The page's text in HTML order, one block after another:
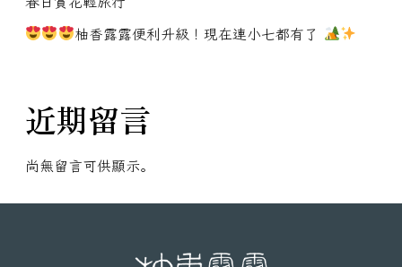
柚香露露便利升級！現在連小七都有了
近期留言
尚無留言可供顯示。